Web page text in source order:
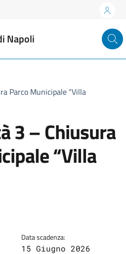
Napoli
Parco Municipale “Villa
3 – Chiusura
“Villa
Data scadenza:
15 Giugno 2026